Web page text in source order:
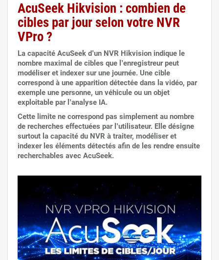
AcuSeek Hikvision : combien de
cibles par jour selon votre NVR
VPro ?
La capacité AcuSeek d’un NVR Hikvision indique le
nombre maximal de cibles que l’enregistreur peut
modéliser et indexer sur une journée. Une cible
correspond à une apparition détectée dans la vidéo, par
exemple une personne, un véhicule ou un objet
exploitable par l’analyse IA.
Cette limite ne correspond pas simplement au nombre
de recherches effectuées par l’utilisateur. Elle désigne
surtout la capacité du NVR à traiter, modéliser et
indexer les éléments détectés afin de les rendre ensuite
recherchables avec AcuSeek.